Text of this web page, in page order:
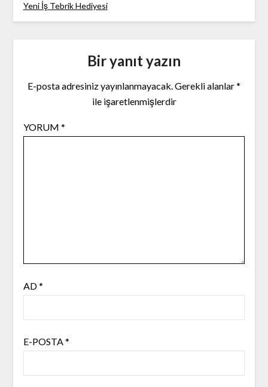
Yeni İş Tebrik Hediyesi
Bir yanıt yazın
E-posta adresiniz yayınlanmayacak.Gerekli alanlar*
ile işaretlenmişlerdir
YORUM *
AD*
E-POSTA*